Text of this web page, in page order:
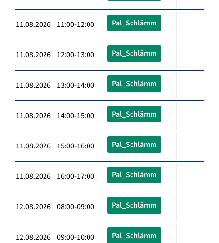
11.08.2026 11:00-12:00 Pal_Schlämm
11.08.2026 12:00-13:00 Pal_Schlämm
11.08.2026 13:00-14:00 Pal_Schlämm
11.08.2026 14:00-15:00 Pal_Schlämm
11.08.2026 15:00-16:00 Pal_Schlämm
11.08.2026 16:00-17:00 Pal_Schlämm
12.08.2026 08:00-09:00 Pal_Schlämm
12.08.2026 09:00-10:00 Pal_Schlämm